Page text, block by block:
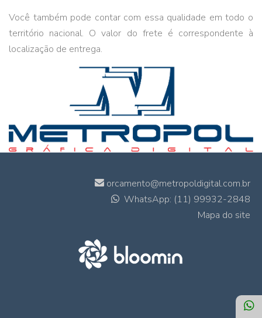
Você também pode contar com essa qualidade em todo o
território nacional. O valor do frete é correspondente à
localização de entrega.
orcamento@metropoldigital.com.br
WhatsApp: (11) 99932-2848
Mapa do site